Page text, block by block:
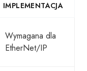
IMPLEMENTACJA
Wymagana dla
EtherNet/IP